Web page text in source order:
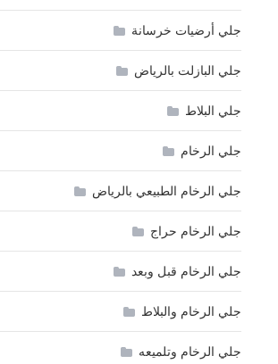
جلي أرضيات خرسانة
جلي البازلت بالرياض
جلي البلاط
جلي الرخام
جلي الرخام الطبيعي بالرياض
جلي الرخام حراج
جلي الرخام قبل وبعد
جلي الرخام والبلاط
جلي الرخام وتلميعه